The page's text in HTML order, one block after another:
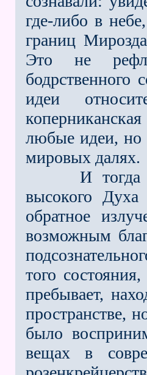
где-либо в
границ
Это не
бодрственного
идеи
любые идеи, но
мировых далях.
И тогда
высокого
обратное
возможным
того
пребывает,
пространстве,
было
вещах в